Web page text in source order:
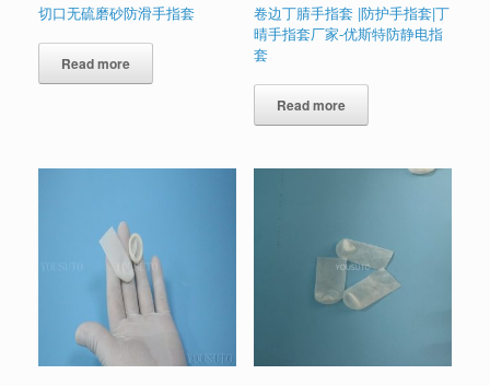
切口无硫磨砂防滑手指套
Read more
卷边丁腈手指套 |防护手指套|丁
晴手指套厂家-优斯特防静电指
套
Read more